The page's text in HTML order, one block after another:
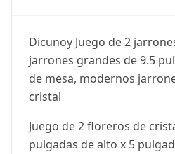
Dicunoy Juego de 2
jarrones grandes de 9.5
de mesa, modernos
cristal
Juego de 2 floreros de
pulgadas de alto x 5